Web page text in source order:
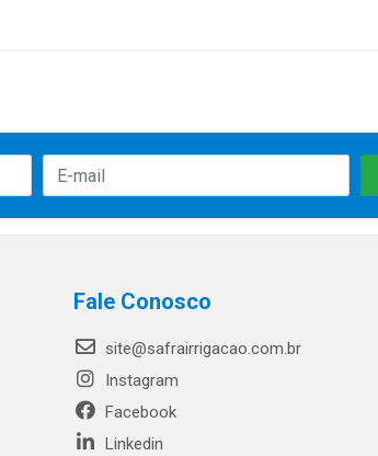
Fale Conosco
site@safrairrigacao.com.br
Instagram
Facebook
Linkedin